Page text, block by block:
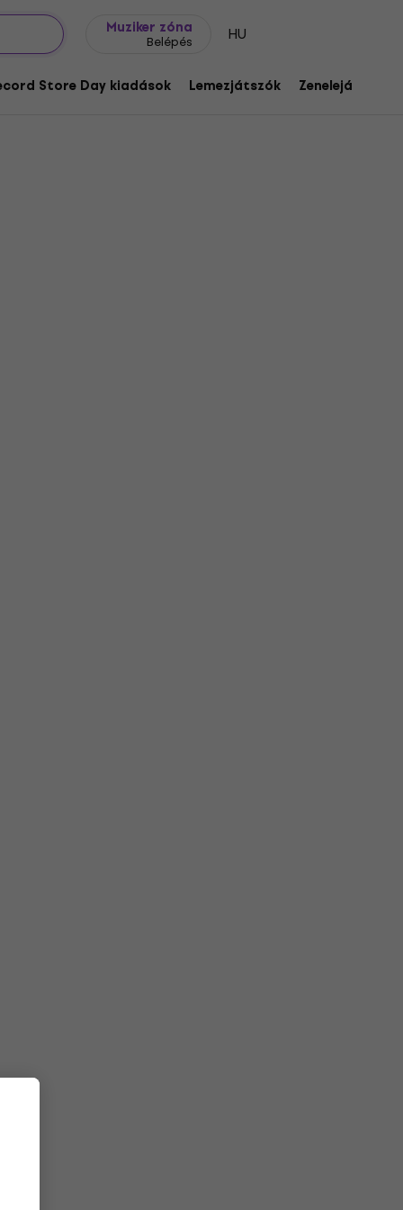
Muziker zóna
Belépés HU
Store Day kiadások Lemezjátszók Zenelejátszók